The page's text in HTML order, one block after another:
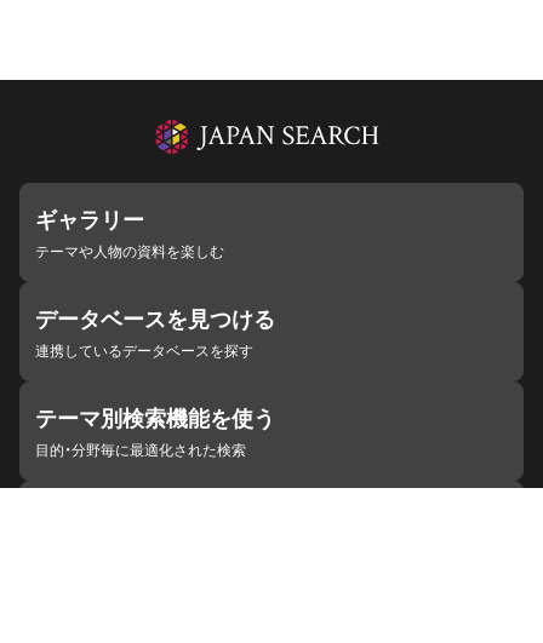
ギャラリー
テーマや人物の資料を楽しむ
データベースを見つける
連携しているデータベースを探す
テーマ別検索機能を使う
目的・分野毎に最適化された検索